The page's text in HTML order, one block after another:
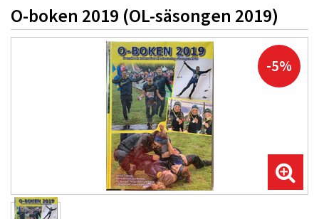
O-boken 2019 (OL-säsongen 2019)
-5%